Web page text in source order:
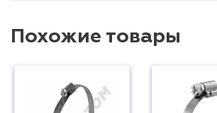
Похожие товары